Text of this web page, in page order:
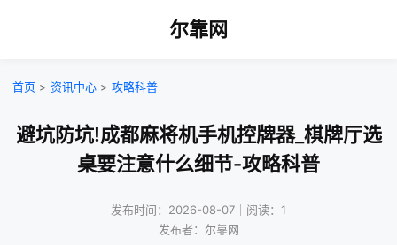
尔靠网
首页 > 资讯中心 > 攻略科普
避坑防坑!成都麻将机手机控牌器_棋牌厅选
桌要注意什么细节-攻略科普
发布时间：2026-08-07｜阅读：1
发布者：尔靠网